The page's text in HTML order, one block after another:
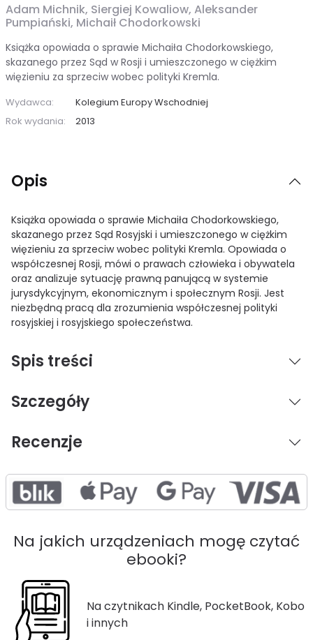
Adam Michnik, Siergiej Kowaliow, Aleksander
Pumpiański, Michaił Chodorkowski
Książka opowiada o sprawie Michaiła Chodorkowskiego,
skazanego przez Sąd w Rosji i umieszczonego w ciężkim
więzieniu za sprzeciw wobec polityki Kremla.
Wydawca:
Kolegium Europy Wschodniej
Rok wydania:
2013
Opis
Książka opowiada o sprawie Michaiła Chodorkowskiego,
skazanego przez Sąd Rosyjski i umieszczonego w ciężkim
więzieniu za sprzeciw wobec polityki Kremla. Opowiada o
współczesnej Rosji, mówi o prawach człowieka i obywatela
oraz analizuje sytuację prawną panującą w systemie
jurysdykcyjnym, ekonomicznym i społecznym Rosji. Jest
niezbędną pracą dla zrozumienia współczesnej polityki
rosyjskiej i rosyjskiego społeczeństwa.
Spis treści
Szczegóły
Recenzje
Na jakich urządzeniach mogę czytać
ebooki?
Na czytnikach Kindle, PocketBook, Kobo
i innych